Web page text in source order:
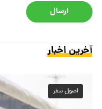
ارسال
آخرین اخبار
اصول سفر